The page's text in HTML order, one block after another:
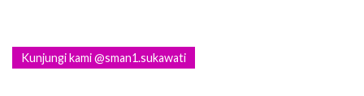
Kunjungi kami @sman1.sukawati